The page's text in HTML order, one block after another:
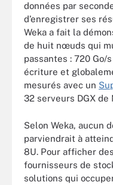
données par
d’enregistrer ses
Weka a fait la
de huit nœuds qui
passantes : 720 Go/
écriture et
mesurés avec un
32 serveurs DGX de
Selon Weka, aucun
parviendrait à
8U. Pour afficher
fournisseurs de
solutions qui